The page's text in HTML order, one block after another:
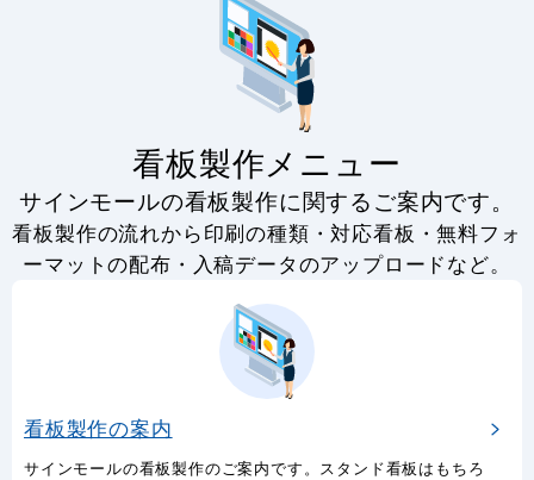
看板製作メニュー
サインモールの看板製作に関するご案内です。
看板製作の流れから印刷の種類・対応看板・無料フォ
ーマットの配布・入稿データのアップロードなど。
看板製作の案内
サインモールの看板製作のご案内です。スタンド看板はもちろ